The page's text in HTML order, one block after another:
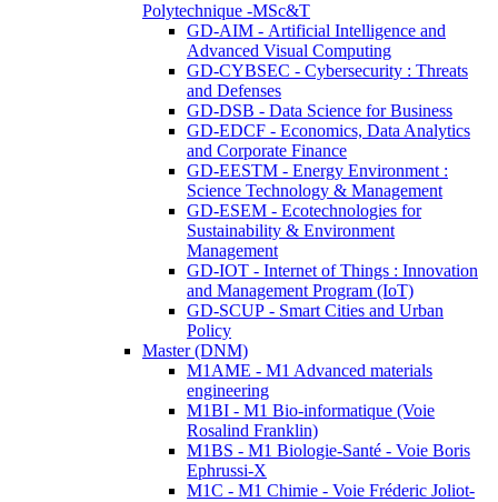
Polytechnique -MSc&T
GD-AIM - Artificial Intelligence and
Advanced Visual Computing
GD-CYBSEC - Cybersecurity : Threats
and Defenses
GD-DSB - Data Science for Business
GD-EDCF - Economics, Data Analytics
and Corporate Finance
GD-EESTM - Energy Environment :
Science Technology & Management
GD-ESEM - Ecotechnologies for
Sustainability & Environment
Management
GD-IOT - Internet of Things : Innovation
and Management Program (IoT)
GD-SCUP - Smart Cities and Urban
Policy
Master (DNM)
M1AME - M1 Advanced materials
engineering
M1BI - M1 Bio-informatique (Voie
Rosalind Franklin)
M1BS - M1 Biologie-Santé - Voie Boris
Ephrussi-X
M1C - M1 Chimie - Voie Fréderic Joliot-